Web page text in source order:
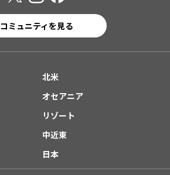
コミュニティを見る
北米
オセアニア
リゾート
中近東
日本